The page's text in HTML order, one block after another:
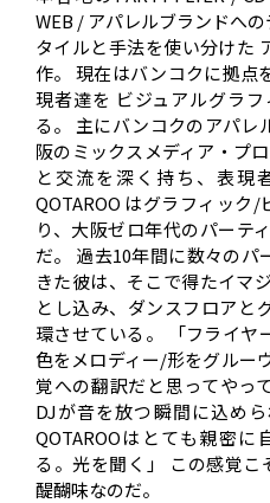
WEB / アパレルブランドへ
タイルと手法を使い分けた
作。 現在はバンコクに拠点
現者達を ビジュアルグラ
る。 主にバンコクのアパ
阪のミックスメディア・プ
と交流を深く持ち、表現
QOTAROO はグラフィック
り、大阪ゼロ年代のパーテ
だ。 過去10年間に数々のパ
きた彼は、そこで得たイマ
とし込み、ダンスフロアと
環させている。 「フライヤ
色をメロディー/形をグルー
覚への翻訳だと思ってやっ
DJが音を放つ瞬間に込め
QOTAROOはとても親密
る。光を聞く」 この感覚こ
醍醐味なのだ。